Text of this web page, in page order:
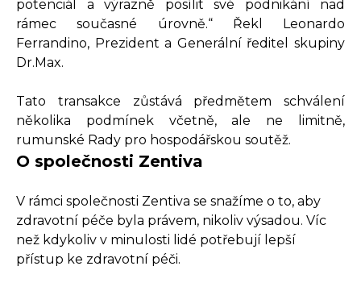
potenciál a výrazně posílit své podnikání nad
rámec současné úrovně.“ Řekl Leonardo
Ferrandino, Prezident a Generální ředitel skupiny
Dr.Max.
Tato transakce zůstává předmětem schválení
několika podmínek včetně, ale ne limitně,
rumunské Rady pro hospodářskou soutěž.
O společnosti Zentiva
V rámci společnosti Zentiva se snažíme o to, aby
zdravotní péče byla právem, nikoliv výsadou. Víc
než kdykoliv v minulosti lidé potřebují lepší
přístup ke zdravotní péči.